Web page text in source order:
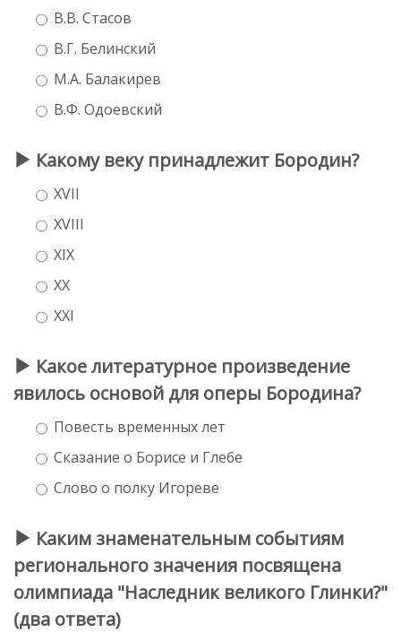
В.В. Стасов
В.Г. Белинский
М.А. Балакирев
В.Ф. Одоевский
Какому веку принадлежит Бородин?
XVII
XVIII
XIX
XX
XXI
Какое литературное произведение
явилось основой для оперы Бородина?
Повесть временных лет
Сказание о Борисе и Глебе
Слово о полку Игореве
Каким знаменательным событиям
регионального значения посвящена
олимпиада "Наследник великого Глинки?"
(два ответа)